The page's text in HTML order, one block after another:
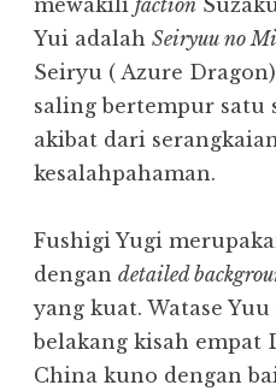
mewakili faction
Yui adalah Seiryuu no
Seiryu ( Azure
saling bertempur satu
akibat dari
kesalahpahaman.
Fushigi Yugi
dengan detailed
yang kuat. Watase
belakang kisah empat
China kuno dengan